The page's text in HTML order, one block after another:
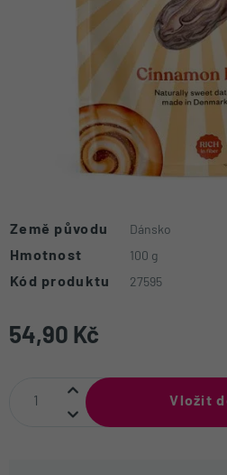
Země původu Dánsko
Hmotnost 100 g
Kód produktu 27595
54,90 Kč
Vložit